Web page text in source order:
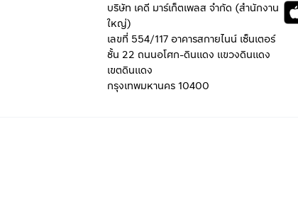
บริษัท เคดี มาร์เก็ตเพลส จำกัด (สำนักงาน
ใหญ่)
เลขที่ 554/117 อาคารสกายไนน์ เซ็นเตอร์
ชั้น 22 ถนนอโศก-ดินแดง แขวงดินแดง
เขตดินแดง
กรุงเทพมหานคร 10400